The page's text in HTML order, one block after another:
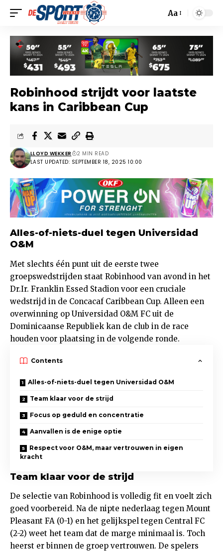
Aa
Robinhood strijdt voor laatste
kans in Caribbean Cup
LAST UPDATED: SEPTEMBER 18, 2025 10:00
LLOYD WEKKER 2 MIN READ
Alles-of-niets-duel tegen Universidad
O&M
Met slechts één punt uit de eerste twee
groepswedstrijden staat Robinhood van avond in het
Dr.Ir. Franklin Essed Stadion voor een cruciale
wedstrijd in de Concacaf Caribbean Cup. Alleen een
overwinning op Universidad O&M FC uit de
Dominicaanse Republiek kan de club in de race
houden voor plaatsing in de volgende ronde.
Contents
Alles-of-niets-duel tegen Universidad O&M
Team klaar voor de strijd
Focus op geduld en concentratie
Aanvallen is de enige optie
Respect voor O&M, maar vertrouwen in eigen
kracht
Team klaar voor de strijd
De selectie van Robinhood is volledig fit en voelt zich
goed voorbereid. Na de nipte nederlaag tegen Mount
Pleasant FA (0-1) en het gelijkspel tegen Central FC
(2-2) weet het team dat de marge minimaal is. Toch
heerst er binnen de groep vertrouwen. De spelers